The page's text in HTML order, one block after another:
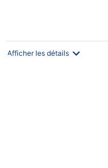
Afficher les détails